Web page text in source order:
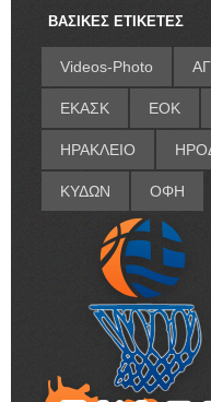
ΒΑΣΙΚΕΣ ΕΤΙΚΕΤΕΣ
Videos-Photo
ΕΚΑΣΚ ΕΟΚ
ΗΡΑΚΛΕΙΟ
ΚΥΔΩΝ ΟΦΗ